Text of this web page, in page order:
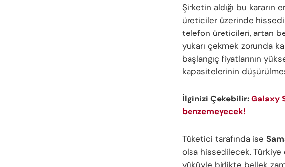
Şirketin aldığı bu kararın
üreticiler üzerinde
telefon üreticileri, artan
yukarı çekmek zorunda
başlangıç fiyatlarının
kapasitelerinin
İlginizi Çekebilir:Galaxy
benzemeyecek!
Tüketici tarafında ise
olsa hissedilecek.
yüküyle birlikte bellek